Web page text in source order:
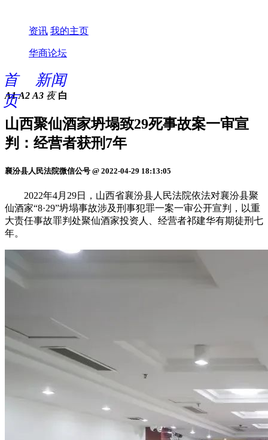
资讯 我的主页
华商论坛
首
页
新闻
A1 A2 A3 夜 白
山西聚仙酒家坍塌致29死事故案一审宣
判：经营者获刑7年
襄汾县人民法院微信公号 @ 2022-04-29 18:13:05
2022年4月29日，山西省襄汾县人民法院依法对襄汾县聚
仙酒家“8·29”坍塌事故涉及刑事犯罪一案一审公开宣判，以重
大责任事故罪判处聚仙酒家投资人、经营者祁建华有期徒刑七
年。